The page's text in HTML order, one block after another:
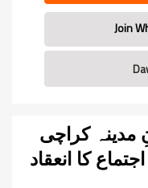
مدینہ کراچی
کا انعقاد